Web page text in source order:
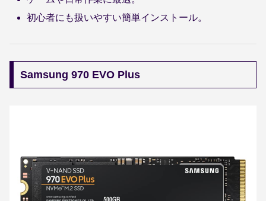
初心者にも扱いやすい簡単インストール。
Samsung 970 EVO Plus